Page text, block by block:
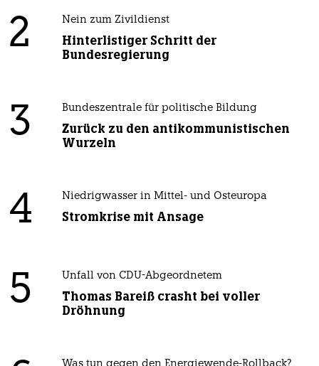
2 Nein zum Zivildienst
Hinterlistiger Schritt der
Bundesregierung
3 Bundeszentrale für politische Bildung
Zurück zu den antikommunistischen
Wurzeln
4 Niedrigwasser in Mittel- und Osteuropa
Stromkrise mit Ansage
5 Unfall von CDU-Abgeordnetem
Thomas Bareiß crasht bei voller
Dröhnung